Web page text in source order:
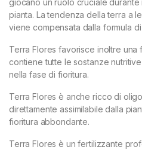
pianta. La tendenza della terra a
viene compensata dalla formula
Terra Flores favorisce inoltre
contiene tutte le sostanze
nella fase di fioritura.
Terra Flores è anche ricco di
direttamente assimilabile dalla
fioritura abbondante.
Terra Flores è un fertilizzante